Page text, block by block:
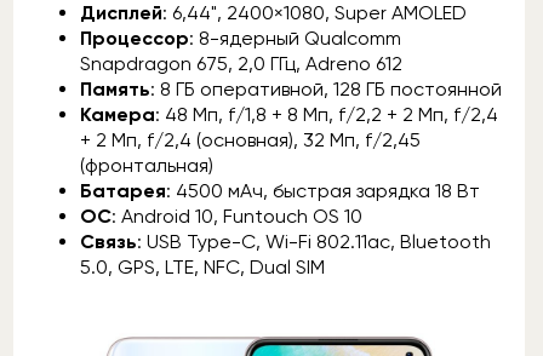
Дисплей: 6,44", 2400×1080, Super AMOLED
Процессор: 8-ядерный Qualcomm
Snapdragon 675, 2,0 ГГц, Adreno 612
Память: 8 ГБ оперативной, 128 ГБ постоянной
Камера: 48 Мп, f/1,8 + 8 Мп, f/2,2 + 2 Мп, f/2,4
+ 2 Мп, f/2,4 (основная), 32 Мп, f/2,45
(фронтальная)
Батарея: 4500 мАч, быстрая зарядка 18 Вт
ОС: Android 10, Funtouch OS 10
Связь: USB Type-C, Wi-Fi 802.11ac, Bluetooth
5.0, GPS, LTE, NFC, Dual SIM